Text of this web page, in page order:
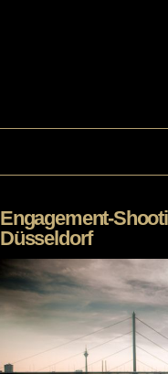
content
Engagement-
Düsseldorf